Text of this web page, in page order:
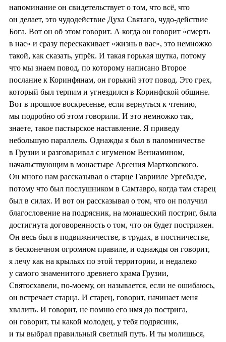
напоминание он свидетельствует о том, что всё, что
он делает, это чудодействие Духа Святаго, чудо-действие
Бога. Вот он об этом говорит. А когда он говорит «смерть
в нас» и сразу перескакивает «жизнь в вас», это немножко
такой, как сказать, упрёк. И такая горькая шутка, потому
что мы знаем повод, по которому написано Второе
послание к Коринфянам, он горький этот повод. Это грех,
который был терпим и угнездился в Коринфской общине.
Вот в прошлое воскресенье, если вернуться к чтению,
мы подробно об этом говорили. И это немножко так,
знаете, такое пастырское наставление. Я приведу
небольшую параллель. Однажды я был в паломничестве
в Грузии и разговаривал с игуменом Вениамином,
начальствующим в монастыре Арсения Марткопского.
Он много нам рассказывал о старце Гаврииле Ургебадзе,
потому что был послушником в Самтавро, когда там старец
был в силах. И вот он рассказывал о том, что он получил
благословение на подрясник, на монашеский постриг, была
достигнута договоренность о том, что он будет пострижен.
Он весь был в подвижничестве, в трудах, в постничестве,
в бесконечном огромном правиле, и однажды он говорит,
я лечу как на крыльях по этой территории, и недалеко
у самого знаменитого древнего храма Грузии,
Святосхавели, по-моему, он называется, если не ошибаюсь,
он встречает старца. И старец, говорит, начинает меня
хвалить. И говорит, не помню его имя до пострига,
он говорит, ты какой молодец, у тебя подрясник,
и ты выбрал правильный светлый путь. И ты молишься,